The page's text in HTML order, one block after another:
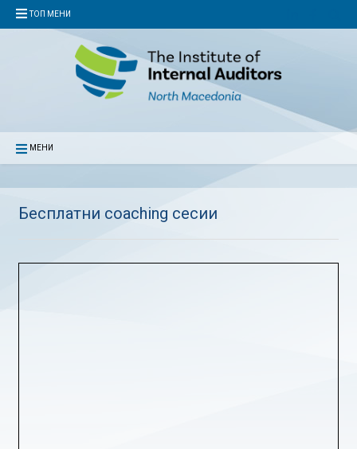
ТОП МЕНИ
МЕНИ
Бесплатни coaching сесии